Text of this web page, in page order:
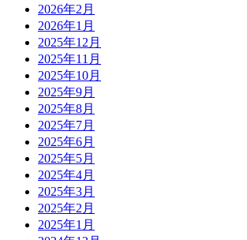
2026年2月
2026年1月
2025年12月
2025年11月
2025年10月
2025年9月
2025年8月
2025年7月
2025年6月
2025年5月
2025年4月
2025年3月
2025年2月
2025年1月